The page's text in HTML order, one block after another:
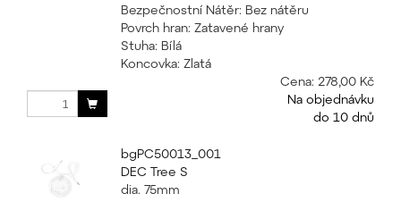
Bezpečnostní Nátěr: Bez nátěru
Povrch hran: Zatavené hrany
Stuha: Bílá
Koncovka: Zlatá
Cena: 278,00 Kč
Na objednávku
do 10 dnů
bgPC50013_001
DEC Tree S
dia. 75mm